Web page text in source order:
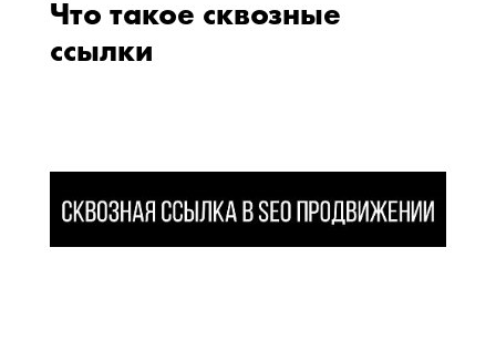
Что такое сквозные
ссылки